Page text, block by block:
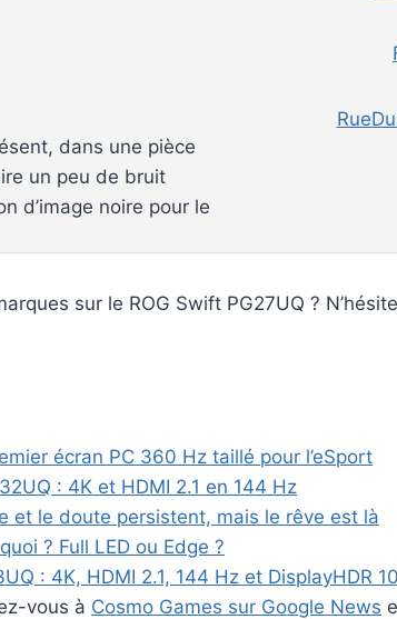
dans une pièce
un peu de bruit
d’image noire pour le
sur le ROG Swift PG27UQ ?
écran PC 360 Hz taillé pour l’eSport
: 4K et HDMI 2.1 en 144 Hz
et le doute persistent, mais le rêve est là
? Full LED ou Edge ?
: 4K, HDMI 2.1, 144 Hz et DisplayHDR
vous à Cosmo Games sur Google News